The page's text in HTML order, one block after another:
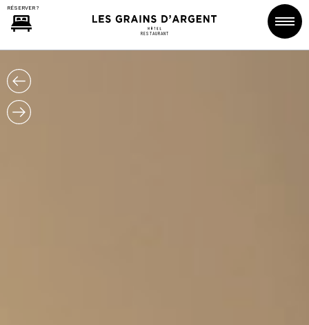
RESTAURANT